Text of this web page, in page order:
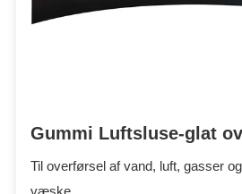
Gummi Luftsluse-glat
Til overførsel af vand, luft, gasser
væske.